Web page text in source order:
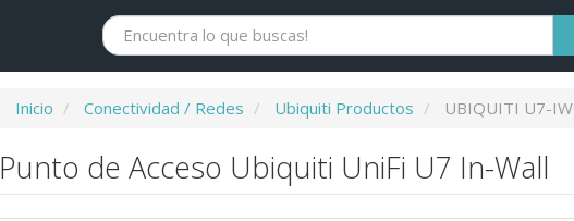
Inicio Conectividad / Redes Ubiquiti Productos UBIQUITI U7-IW
Punto de Acceso Ubiquiti UniFi U7 In-Wall